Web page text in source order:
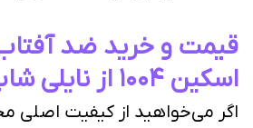
قیمت و خرید ضد
اسکین ۱۰۰۴ از نایلی شاپ
اگر می‌خواهید از کیفیت اصلی